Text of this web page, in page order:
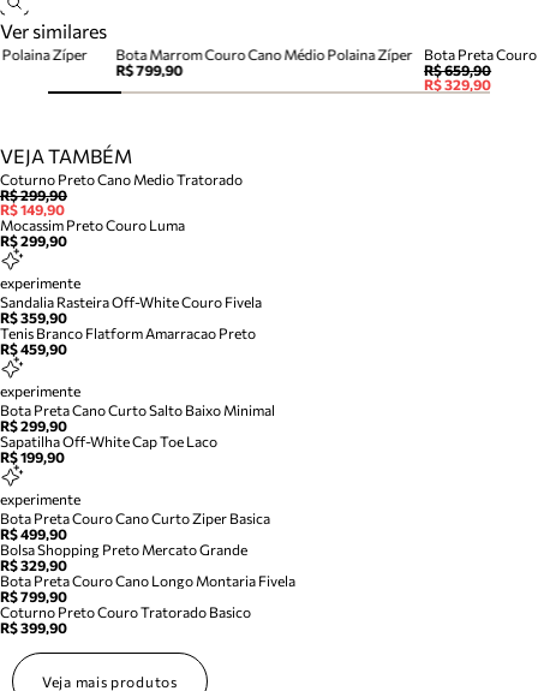
Ver similares
Bota Marrom Couro Cano Médio Polaina Zíper
R$ 799,90
Bota Preta
R$ 659,90
R$ 329,90
Zíper
VEJA TAMBÉM
Coturno Preto Cano Medio Tratorado
R$ 299,90
R$ 149,90
Mocassim Preto Couro Luma
R$ 299,90
experimente
Sandalia Rasteira Off-White Couro Fivela
R$ 359,90
Tenis Branco Flatform Amarracao Preto
R$ 459,90
experimente
Bota Preta Cano Curto Salto Baixo Minimal
R$ 299,90
Sapatilha Off-White Cap Toe Laco
R$ 199,90
experimente
Bota Preta Couro Cano Curto Ziper Basica
R$ 499,90
Bolsa Shopping Preto Mercato Grande
R$ 329,90
Bota Preta Couro Cano Longo Montaria Fivela
R$ 799,90
Coturno Preto Couro Tratorado Basico
R$ 399,90
Veja mais produtos